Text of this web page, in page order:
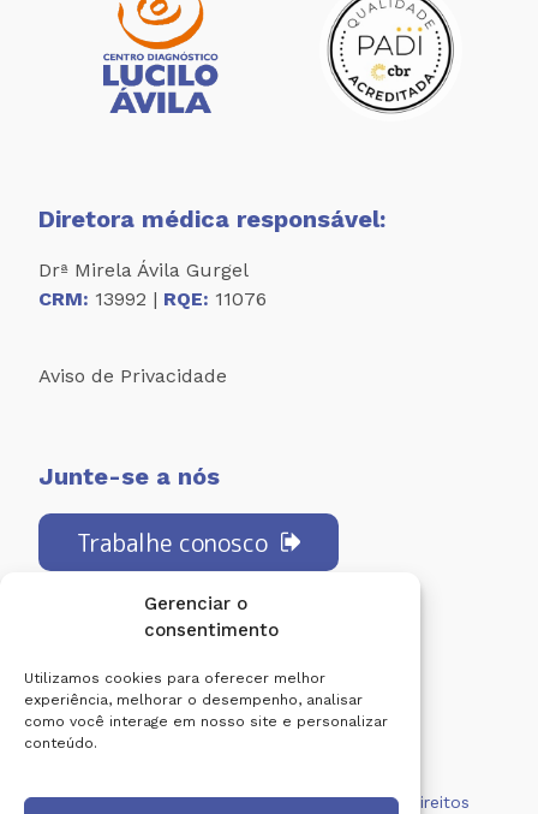
Gerenciar o
consentimento
Utilizamos cookies para oferecer melhor
experiência, melhorar o desempenho, analisar
como você interage em nosso site e personalizar
conteúdo.
Diretora médica responsável:
Drª Mirela Ávila Gurgel
CRM: 13992 | RQE: 11076
Aviso de Privacidade
Junte-se a nós
Trabalhe conosco
Redes Sociais:
Centro de Diagnóstico Lucilo Ávila. Todos os direitos